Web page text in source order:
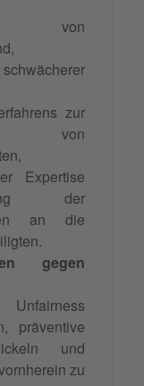
von
zur
von
Expertise
der
an die
gegen
präventive
und
zu